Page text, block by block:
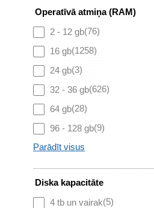
Operatīvā atmiņa (RAM)
2 - 12 gb(76)
16 gb(1258)
24 gb(3)
32 - 36 gb(626)
64 gb(28)
96 - 128 gb(9)
Parādīt visus
Diska kapacitāte
4 tb un vairak(5)